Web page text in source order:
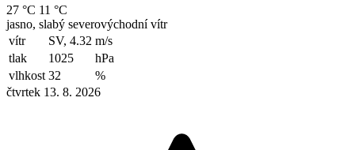
27 °C 11 °C
jasno, slabý severovýchodní vítr
vítr
SV, 4.32 m/s
tlak
1025
hPa
vlhkost 32
%
čtvrtek 13. 8. 2026